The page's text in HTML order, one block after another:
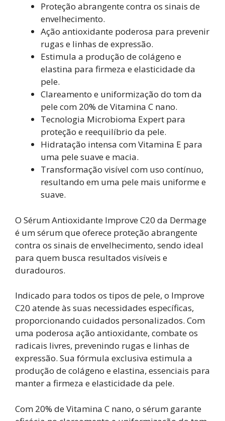
Proteção abrangente contra os sinais de
envelhecimento.
Ação antioxidante poderosa para prevenir
rugas e linhas de expressão.
Estimula a produção de colágeno e
elastina para firmeza e elasticidade da
pele.
Clareamento e uniformização do tom da
pele com 20% de Vitamina C nano.
Tecnologia Microbioma Expert para
proteção e reequilíbrio da pele.
Hidratação intensa com Vitamina E para
uma pele suave e macia.
Transformação visível com uso contínuo,
resultando em uma pele mais uniforme e
suave.
O Sérum Antioxidante Improve C20 da Dermage
é um sérum que oferece proteção abrangente
contra os sinais de envelhecimento, sendo ideal
para quem busca resultados visíveis e
duradouros.
Indicado para todos os tipos de pele, o Improve
C20 atende às suas necessidades específicas,
proporcionando cuidados personalizados. Com
uma poderosa ação antioxidante, combate os
radicais livres, prevenindo rugas e linhas de
expressão. Sua fórmula exclusiva estimula a
produção de colágeno e elastina, essenciais para
manter a firmeza e elasticidade da pele.
Com 20% de Vitamina C nano, o sérum garante